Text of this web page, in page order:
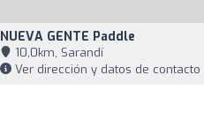
NUEVA GENTE Paddle
10,0km, Sarandí
Ver dirección y datos de contacto